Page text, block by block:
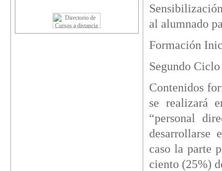
al alumnado
Formación
Segundo
Contenidos
se realizará
“personal
desarrollarse
caso la parte
ciento (25%)